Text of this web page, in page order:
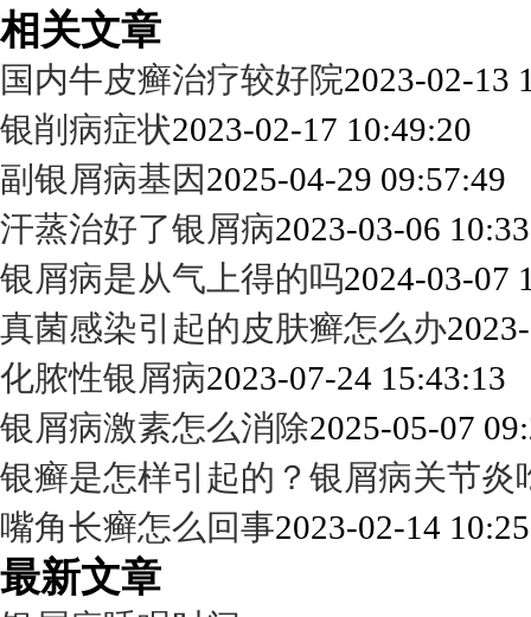
相关文章
国内牛皮癣治疗较好院2023-02-13
银削病症状2023-02-17 10:49:20
副银屑病基因2025-04-29 09:57:49
汗蒸治好了银屑病2023-03-06
银屑病是从气上得的吗2024-03-07
真菌感染引起的皮肤癣怎么办
化脓性银屑病2023-07-24 15:43:13
银屑病激素怎么消除2025-05-07
银癣是怎样引起的？银屑病关节炎
嘴角长癣怎么回事2023-02-14
最新文章